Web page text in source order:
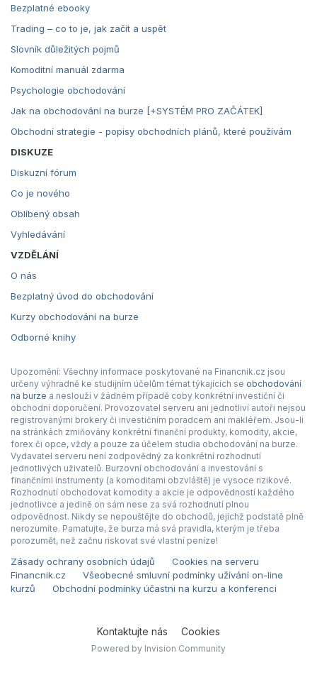
Bezplatné ebooky
Trading – co to je, jak začít a uspět
Slovník důležitých pojmů
Komoditní manuál zdarma
Psychologie obchodování
Jak na obchodování na burze [+SYSTÉM PRO ZAČÁTEK]
Obchodní strategie - popisy obchodních plánů, které používám
DISKUZE
Diskuzní fórum
Co je nového
Oblíbený obsah
Vyhledávání
VZDĚLÁNÍ
O nás
Bezplatný úvod do obchodování
Kurzy obchodování na burze
Odborné knihy
Upozornění: Všechny informace poskytované na Financnik.cz jsou
určeny výhradně ke studijním účelům témat týkajících se obchodování
na burze a neslouží v žádném případě coby konkrétní investiční či
obchodní doporučení. Provozovatel serveru ani jednotliví autoři nejsou
registrovanými brokery či investičním poradcem ani makléřem. Jsou-li
na stránkách zmiňovány konkrétní finanční produkty, komodity, akcie,
forex či opce, vždy a pouze za účelem studia obchodování na burze.
Vydavatel serveru není zodpovědný za konkrétní rozhodnutí
jednotlivých uživatelů. Burzovní obchodování a investování s
finančními instrumenty (a komoditami obzvláště) je vysoce rizikové.
Rozhodnutí obchodovat komodity a akcie je odpovědností každého
jednotlivce a jedině on sám nese za svá rozhodnutí plnou
odpovědnost. Nikdy se nepouštějte do obchodů, jejichž podstatě plně
nerozumíte. Pamatujte, že burza má svá pravidla, kterým je třeba
porozumět, než začnu riskovat své vlastní peníze!
Zásady ochrany osobních údajů
Cookies na serveru
Financnik.cz
Všeobecné smluvní podmínky užívání on-line
kurzů
Obchodní podmínky účastni na kurzu a konferenci
Kontaktujte nás Cookies
Powered by Invision Community